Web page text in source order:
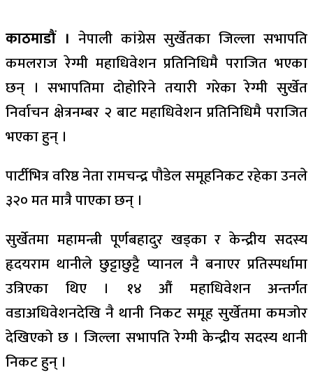
काठमाडौं । नेपाली कांग्रेस सुर्खेतका जिल्ला सभापति
कमलराज रेग्मी महाधिवेशन प्रतिनिधिमै पराजित भएका
छन् । सभापतिमा दोहोरिने तयारी गरेका रेग्मी सुर्खेत
निर्वाचन क्षेत्रनम्बर २ बाट महाधिवेशन प्रतिनिधिमै पराजित
भएका हुन् ।
पार्टीभित्र वरिष्ठ नेता रामचन्द्र पौडेल समूहनिकट रहेका उनले
३२० मत मात्रै पाएका छन् ।
सुर्खेतमा महामन्त्री पूर्णबहादुर खड्का र केन्द्रीय सदस्य
हृदयराम थानीले छुट्टाछुट्टै प्यानल नै बनाएर प्रतिस्पर्धामा
उत्रिएका थिए । १४ औं महाधिवेशन अन्तर्गत
वडाअधिवेशनदेखि नै थानी निकट समूह सुर्खेतमा कमजोर
देखिएको छ । जिल्ला सभापति रेग्मी केन्द्रीय सदस्य थानी
निकट हुन् ।